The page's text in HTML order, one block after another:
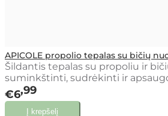
APICOLE propolio tepalas su bičių
Šildantis tepalas su propoliu ir
suminkštinti, sudrėkinti ir
€6 99